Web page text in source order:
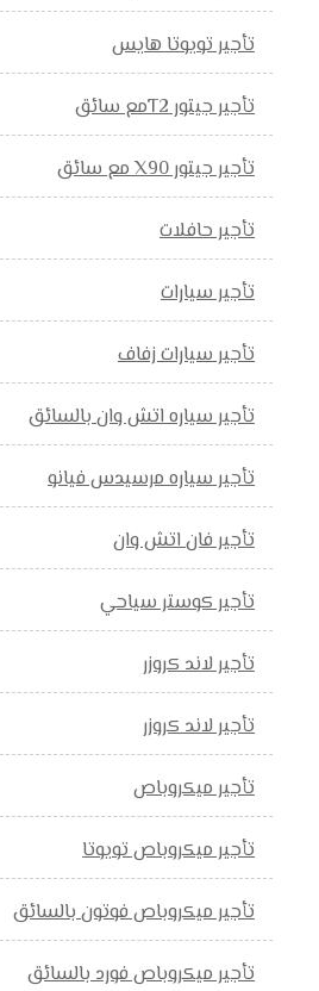
تأجير تويوتا هايس
تأجير جيتور T2مع سائق
تأجير جيتور X90 مع سائق
تأجير حافلات
تأجير سيارات
تأجير سيارات زفاف
تأجير سياره اتش وان بالسائق
تأجير سياره مرسيدس فيانو
تأجير فان اتش وان
تأجير كوستر سياحي
تأجير لاند كروزر
تأجير لاند كروزر
تأجير ميكروباص
تأجير ميكروباص تويوتا
تأجير ميكروباص فوتون بالسائق
تأجير ميكروباص فورد بالسائق